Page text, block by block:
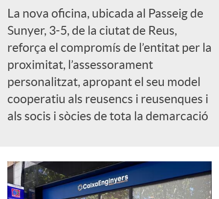
s
S
o
c
a
La nova oficina, ubicada al Passeig de
Sunyer, 3-5, de la ciutat de Reus,
reforça el compromís de l’entitat per la
proximitat, l’assessorament
personalitzat, apropant el seu model
cooperatiu als reusencs i reusenques i
als socis i sòcies de tota la demarcació